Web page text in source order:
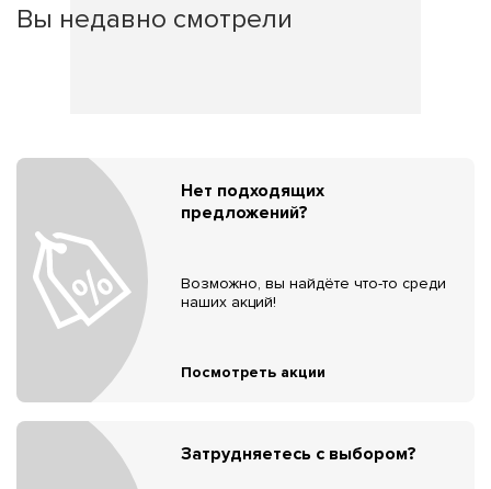
Вы недавно смотрели
Нет подходящих
предложений?
Возможно, вы найдёте что-то среди
наших акций!
Посмотреть акции
Затрудняетесь с выбором?